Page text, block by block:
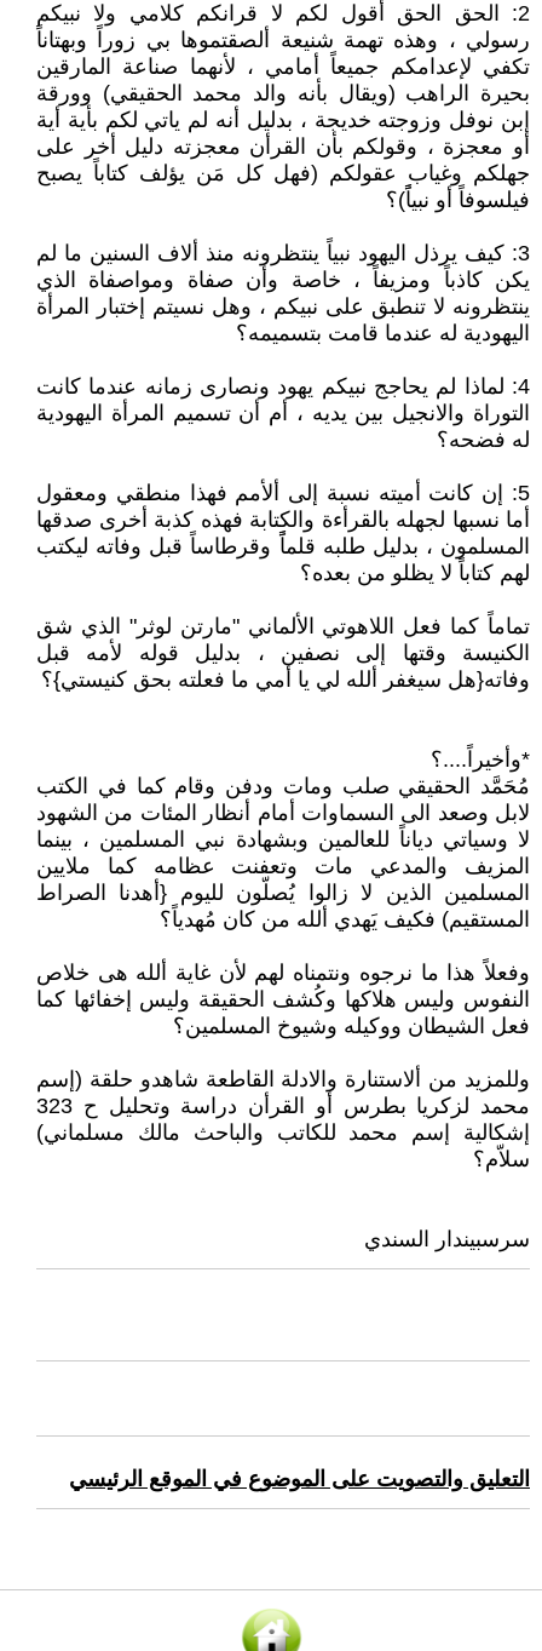
2: الحق الحق أقول لكم لا قرانكم كلامي ولا نبيكم
رسولي ، وهذه تهمة شنيعة ألصقتموها بي زوراً وبهتاناً
تكفي لإعدامكم جميعاً أمامي ، لأنهما صناعة المارقين
بحيرة الراهب (ويقال بأنه والد محمد الحقيقي) وورقة
إبن نوفل وزوجته خديجة ، بدليل أنه لم ياتي لكم بأية أية
أو معجزة ، وقولكم بأن القرأن معجزته دليل أخر على
جهلكم وغياب عقولكم (فهل كل مَن يؤلف كتاباً يصبح
فيلسوفاً أو نبياًً)؟
3: كيف يرذل اليهود نبياً ينتظرونه منذ ألاف السنين ما لم
يكن كاذباً ومزيفاً ، خاصة وأن صفاة ومواصفاة الذي
ينتظرونه لا تنطبق على نبيكم ، وهل نسيتم إختبار المرأة
اليهودية له عندما قامت بتسميمه؟
4: لماذا لم يحاجج نبيكم يهود ونصارى زمانه عندما كانت
التوراة والانجيل بين يديه ، أم أن تسميم المرأة اليهودية
له فضحه؟
5: إن كانت أميته نسبة إلى ألأمم فهذا منطقي ومعقول
أما نسبها لجهله بالقرأءة والكتابة فهذه كذبة أخرى صدقها
المسلمون ، بدليل طلبه قلماًً وقرطاساً قبل وفاته ليكتب
لهم كتاباً لا يظلو من بعده؟
تماماً كما فعل اللاهوتي الألماني "مارتن لوثر" الذي شق
الكنيسة وقتها إلى نصفين ، بدليل قوله لأمه قبل
وفاته{هل سيغفر ألله لي يا أمي ما فعلته بحق كنيستي}؟
*وأخيراً....؟
مُحَمَّد الحقيقي صلب ومات ودفن وقام كما في الكتب
لابل وصعد الى الىسماوات أمام أنظار المئات من الشهود
لا وسياتي دياناً للعالمين وبشهادة نبي المسلمين ، بينما
المزيف والمدعي مات وتعفنت عظامه كما ملايين
المسلمين الذين لا زالوا يُصلّون لليوم {أهدنا الصراط
المستقيم) فكيف يَهدي ألله من كان مُهدياً؟
وفعلاً هذا ما نرجوه ونتمناه لهم لأن غاية ألله هى خلاص
النفوس وليس هلاكها وكُشف الحقيقة وليس إخفائها كما
فعل الشيطان ووكيله وشيوخ المسلمين؟
وللمزيد من ألاستنارة والادلة القاطعة شاهدو حلقة (إسم
محمد لزكريا بطرس أو القرأن دراسة وتحليل ح 323
إشكالية إسم محمد للكاتب والباحث مالك مسلماني)
سلاّم؟
سرسبيندار السندي
التعليق والتصويت على الموضوع في الموقع الرئيسي